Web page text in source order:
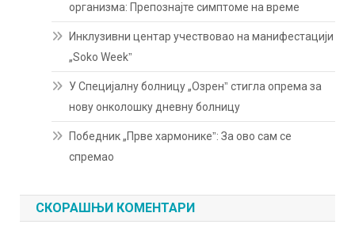
организма: Препознајте симптоме на време
Инклузивни центар учествовао на манифестацији
„Soko Weekˮ
У Специјалну болницу „Озренˮ стигла опрема за
нову онколошку дневну болницу
Победник „Прве хармоникеˮ: За ово сам се
спремао
СКОРАШЊИ КОМЕНТАРИ